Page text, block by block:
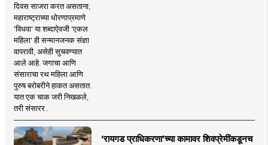
दिवस साजरा करत असताना,
महाराष्ट्राच्या धोरणाप्रमाणे
'विधवा' या शब्दाऐवजी 'एकल
महिला' ही सन्मानजनक संज्ञा
वापरावी, असेही सुचवण्यात
आले आहे. जगाचा आणि
संसाराचा रथ महिला आणि
पुरुष बरोबरीने हाकत असतात.
यात एक चाक जरी निखळले,
तरी संसारर..
‘रायगड प्राधिकरणा’च्या कामावर शिवप्रेमींकडूनच